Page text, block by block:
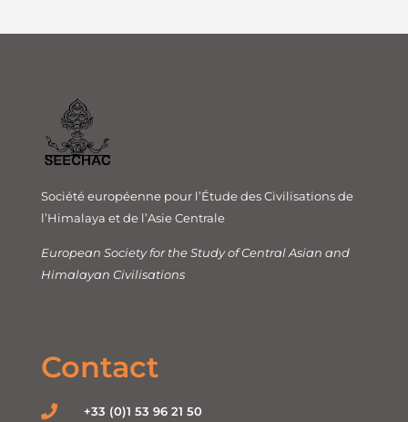
Société européenne pour l’Étude des Civilisations de
l’Himalaya et de l’Asie Centrale
European Society for the Study of Central Asian and
Himalayan Civilisations
Contact
+33 (0)1 53 96 21 50